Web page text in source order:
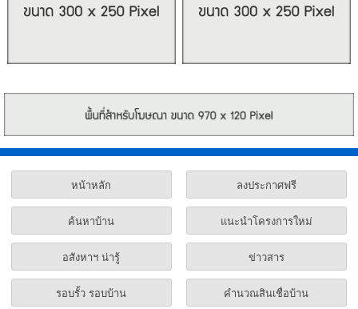
หน้าหลัก ลงประกาศฟรี
ค้นหาบ้าน แนะนำโครงการใหม่
อสังหาฯ น่ารู้ ข่าวสาร
รอบรั้ว รอบบ้าน คำนวณสินเชื่อบ้าน